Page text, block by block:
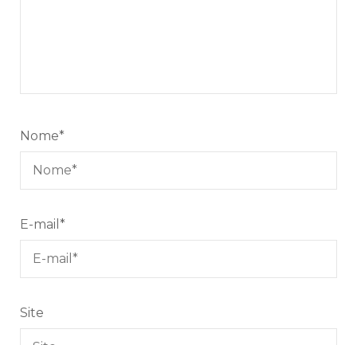
Nome*
E-mail *
Site